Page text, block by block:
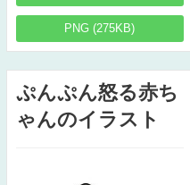
PNG (275KB)
ぷんぷん怒る赤ち
ゃんのイラスト